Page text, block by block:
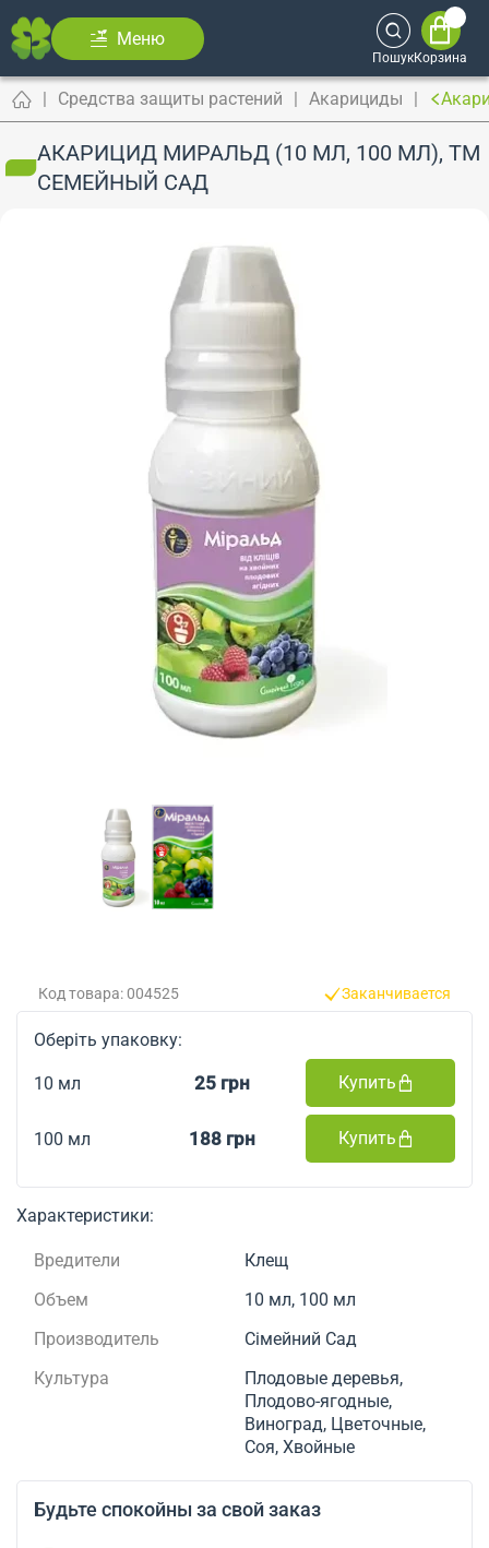
Меню
ПошукКорзина
Средства защиты растений Акарициды
АКАРИЦИД МИРАЛЬД (10 МЛ, 100 МЛ), ТМ
СЕМЕЙНЫЙ САД
Код товара: 004525 Заканчивается
Оберіть упаковку:
10 мл 25 грн Купить
100 мл 188 грн Купить
Характеристики:
Вредители
Клещ
Объем
10 мл, 100 мл
Производитель
Сімейний Сад
Культура
Плодовые деревья,
Плодово-ягодные,
Виноград, Цветочные,
Соя, Хвойные
Будьте спокойны за свой заказ